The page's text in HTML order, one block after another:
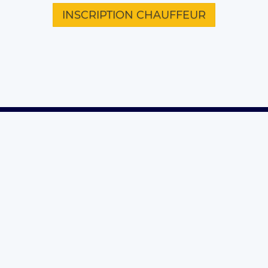
INSCRIPTION CHAUFFEUR